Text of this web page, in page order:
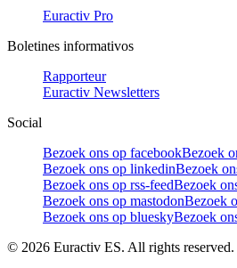
Euractiv Pro
Boletines informativos
Rapporteur
Euractiv Newsletters
Social
Bezoek ons op facebookBezoek
Bezoek ons op linkedinBezoek
Bezoek ons op rss-feedBezoek
Bezoek ons op mastodonBezoek
Bezoek ons op blueskyBezoek
© 2026 Euractiv ES. All rights reserved.